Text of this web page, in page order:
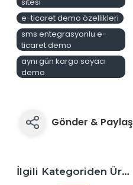
e-ticaret demo özellikleri
sms entegrasyonlu e-
ticaret demo
aynı gün kargo sayacı
demo
Gönder & Paylaş
İlgili Kategoriden Ürünler